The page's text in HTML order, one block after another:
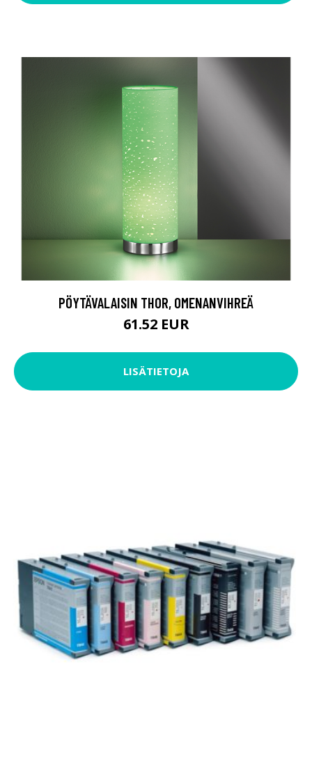
PÖYTÄVALAISIN THOR, OMENANVIHREÄ
61.52 EUR
LISÄTIETOJA